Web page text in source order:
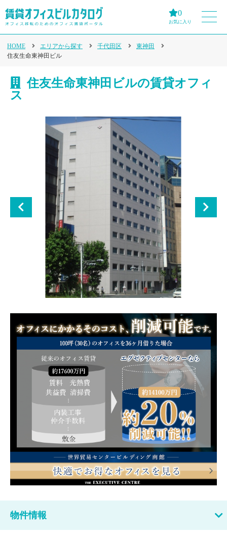
0
お気に入り
HOME エリアから探す 千代田区
東神田
住友生命東神田ビル
住友生命東神田ビルの賃貸オフィ
ス
物件情報